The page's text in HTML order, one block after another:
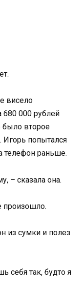
висело
000 рублей
было второе
попытался
телефон раньше.
– сказала она.
произошло.
из сумки и полез
себя так, будто я